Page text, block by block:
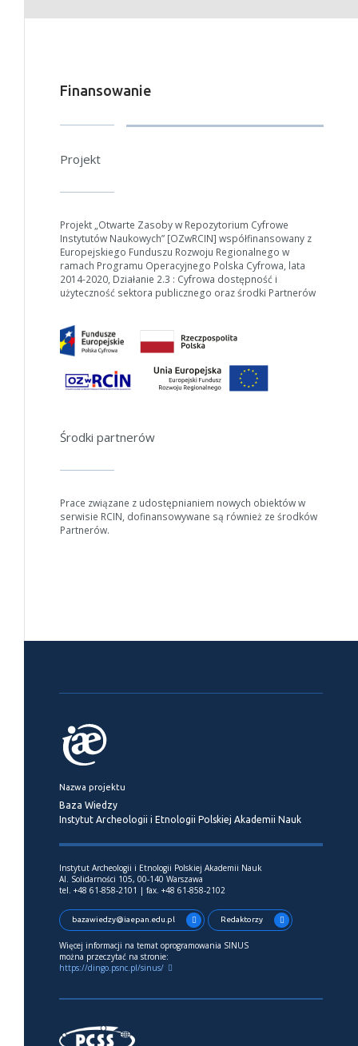
W zależności od ilości danych do przetworzenia generowanie pliku
Jeśli generowanie trwa zbyt długo można ograniczyć dane np.
zmniejszając zakres lat.
Anuluj
Finansowanie
Projekt
Projekt „Otwarte Zasoby w Repozytorium Cyfrowe
Instytutów Naukowych” [OZwRCIN] współfinansowany z
Europejskiego Funduszu Rozwoju Regionalnego w
ramach Programu Operacyjnego Polska Cyfrowa, lata
2014-2020, Działanie 2.3 : Cyfrowa dostępność i
użyteczność sektora publicznego oraz środki Partnerów
Środki partnerów
Prace związane z udostępnianiem nowych obiektów w
serwisie RCIN, dofinansowywane są również ze środków
Partnerów.
Nazwa projektu
Baza Wiedzy
Instytut Archeologii i Etnologii Polskiej Akademii Nauk
Instytut Archeologii i Etnologii Polskiej Akademii Nauk
Al. Solidarności 105, 00-140 Warszawa
tel. +48 61-858-2101 | fax. +48 61-858-2102
bazawiedzy@iaepan.edu.pl Redaktorzy
Więcej informacji na temat oprogramowania SINUS
można przeczytać na stronie:
https://dingo.psnc.pl/sinus/